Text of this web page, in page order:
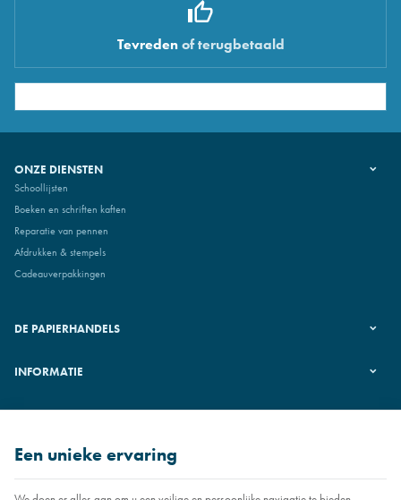
Tevredenof terugbetaald
ONZE DIENSTEN
Schoollijsten
Boeken en schriften kaften
Reparatie van pennen
Afdrukken & stempels
Cadeauverpakkingen
DE PAPIERHANDELS
INFORMATIE
VOLG ONS
Een unieke ervaring